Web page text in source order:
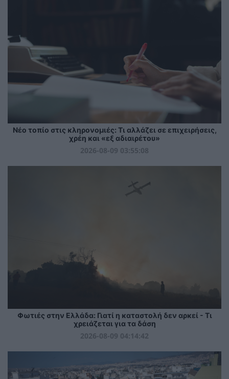
Νέο τοπίο στις κληρονομιές: Τι αλλάζει σε επιχειρήσεις,
χρέη και «εξ αδιαιρέτου»
2026-08-09 03:55:08
Φωτιές στην Ελλάδα: Γιατί η καταστολή δεν αρκεί - Τι
χρειάζεται για τα δάση
2026-08-09 04:14:42